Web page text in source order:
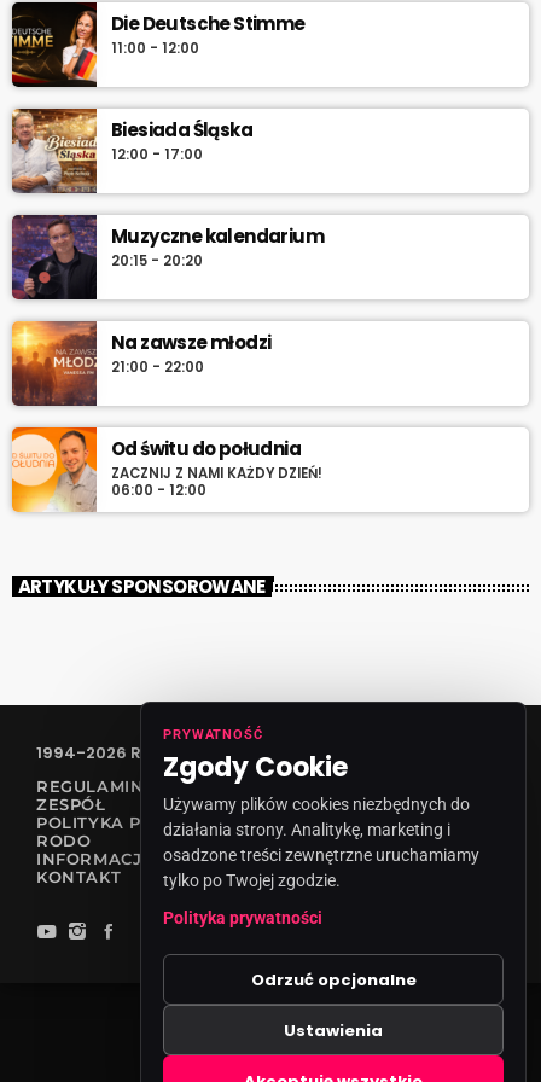
10:00. Włącz i sprawdź „co dziś gra historia”.
Die Deutsche Stimme
11:00 - 12:00
Biesiada Śląska
12:00 - 17:00
Muzyczne kalendarium
20:15 - 20:20
Na zawsze młodzi
21:00 - 22:00
Od świtu do południa
ZACZNIJ Z NAMI KAŻDY DZIEŃ!
06:00 - 12:00
ARTYKUŁY SPONSOROWANE
1994-2026 RADIO VANESSA SPÓŁKA Z O.O
REGULAMIN KONKURSÓW
ZESPÓŁ
POLITYKA PRYWATNOŚCI
RODO
INFORMACJA O NADAWCY
KONTAKT
PRYWATNOŚĆ
Zgody Cookie
Używamy plików cookies niezbędnych do
działania strony. Analitykę, marketing i
osadzone treści zewnętrzne uruchamiamy
tylko po Twojej zgodzie.
Polityka prywatności
Odrzuć opcjonalne
Ustawienia
Zgody cookies